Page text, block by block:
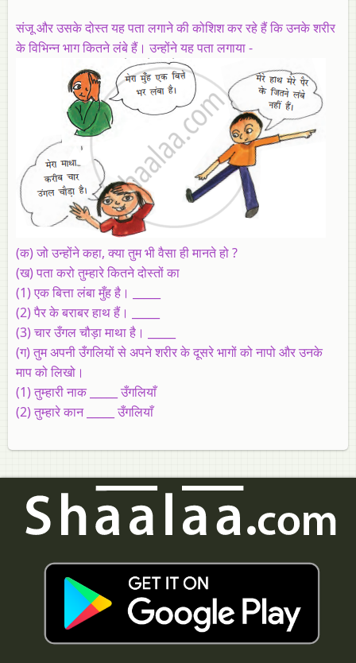
संजू और उसके दोस्त यह पता लगाने की कोशिश कर रहे हैं कि उनके शरीर
के विभिन्न भाग कितने लंबे हैं। उन्होंने यह पता लगाया -
(क) जो उन्होंने कहा, क्या तुम भी वैसा ही मानते हो ?
(ख) पता करो तुम्हारे कितने दोस्तों का
(1) एक बित्ता लंबा मुँह है। _____
(2) पैर के बराबर हाथ हैं। _____
(3) चार उँगल चौड़ा माथा है। _____
(ग) तुम अपनी उँगलियों से अपने शरीर के दूसरे भागों को नापो और उनके
माप को लिखो।
(1) तुम्हारी नाक _____ उँगलियाँ
(2) तुम्हारे कान _____ उँगलियाँ